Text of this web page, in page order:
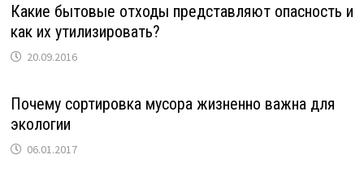
Какие бытовые отходы представляют опасность и
как их утилизировать?
20.09.2016
Почему сортировка мусора жизненно важна для
экологии
06.01.2017